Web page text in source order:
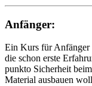
Anfänger:
Ein Kurs für Anfänger
die schon erste
punkto Sicherheit
Material ausbauen